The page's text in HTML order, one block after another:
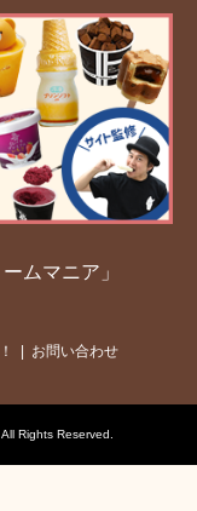
ムマニア」
お問い合わせ
. All Rights Reserved.